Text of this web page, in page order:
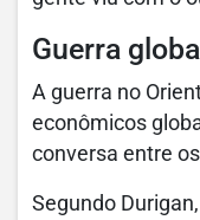
Guerra global
A guerra no
econômicos
conversa entre
Segundo